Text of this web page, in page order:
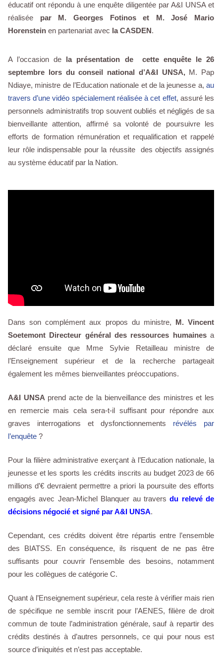
éducatif ont répondu à une enquête diligentée par A&I UNSA et
réalisée par M. Georges Fotinos et M. José Mario
Horenstein en partenariat avec la CASDEN.
A l’occasion de la présentation de cette enquête le 26
septembre lors du conseil national d’A&I UNSA,M. Pap
Ndiaye, ministre de l’Education nationale et de la jeunesse a, au
travers d’une vidéo spécialement réalisée à cet effet, assuré les
personnels administratifs trop souvent oubliés et négligés de sa
bienveillante attention, affirmé sa volonté de poursuivre les
efforts de formation rémunération et requalification et rappelé
leur rôle indispensable pour la réussite des objectifs assignés
au système éducatif par la Nation.
Dans son complément aux propos du ministre, M. Vincent
Soetemont Directeur général des ressources humainesa
déclaré ensuite que Mme Sylvie Retailleau ministre de
l’Enseignement supérieur et de la recherche partageait
également les mêmes bienveillantes préoccupations.
A&I UNSA prend acte de la bienveillance des ministres et les
en remercie mais cela sera-t-il suffisant pour répondre aux
graves interrogations et dysfonctionnements révélés par
l’enquête ?
Pour la filière administrative exerçant à l’Education nationale, la
jeunesse et les sports les crédits inscrits au budget 2023 de 66
millions d’€ devraient permettre a priori la poursuite des efforts
engagés avec Jean-Michel Blanquer au traversdu relevé de
décisions négocié et signé par A&I UNSA.
Cependant, ces crédits doivent être répartis entre l’ensemble
des BIATSS. En conséquence, ils risquent de ne pas être
suffisants pour couvrir l’ensemble des besoins, notamment
pour les collègues de catégorie C.
Quant à l’Enseignement supérieur, cela reste à vérifier mais rien
de spécifique ne semble inscrit pour l’AENES, filière de droit
commun de toute l’administration générale, sauf à repartir des
crédits destinés à d’autres personnels, ce qui pour nous est
source d’iniquités et n’est pas acceptable.